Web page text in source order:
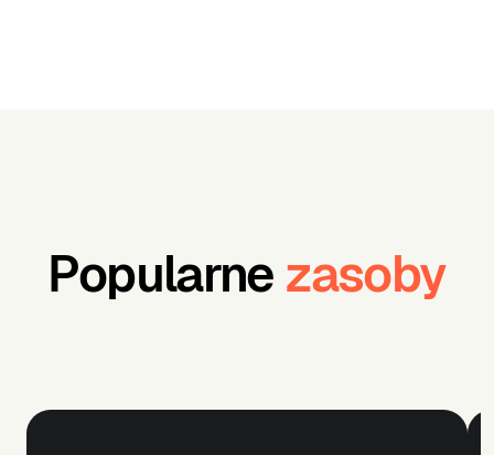
Popularne zasoby